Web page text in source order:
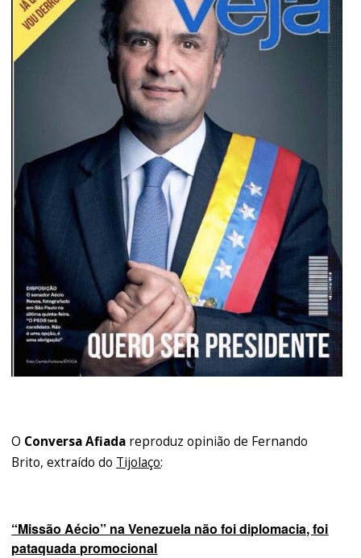
O Conversa Afiada reproduz opinião de Fernando
Brito, extraído do Tijolaço:
“Missão Aécio” na Venezuela não foi diplomacia, foi
pataquada promocional